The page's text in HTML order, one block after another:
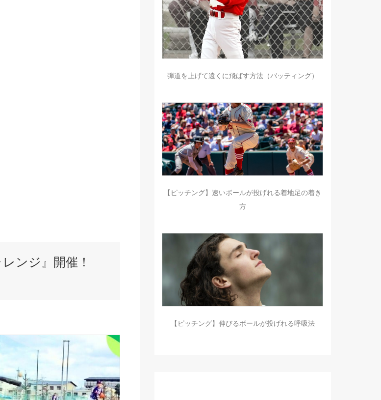
ンジ』開催！
弾道を上げて遠くに飛ばす方法（バッティング）
【ピッチング】速いボールが投げれる着地足の着き
方
【ピッチング】伸びるボールが投げれる呼吸法